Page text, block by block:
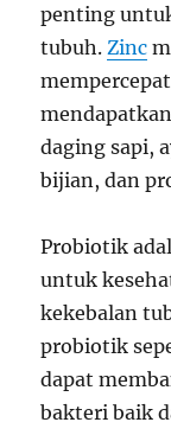
penting
tubuh. Zinc
daging sapi,
bijian, dan
Probiotik
untuk
kekebalan
probiotik
dapat
bakteri baik